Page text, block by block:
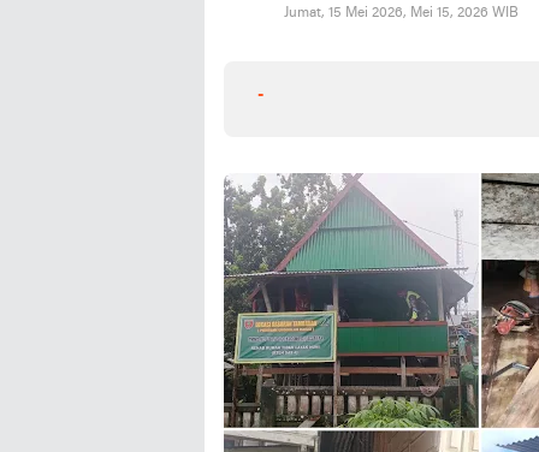
Jumat, 15 Mei 2026, Mei 15, 2026 WIB
-